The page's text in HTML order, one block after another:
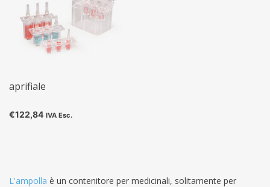
aprifiale
€122,84 IVA Esc.
L'ampolla è un contenitore per medicinali, solitamente per